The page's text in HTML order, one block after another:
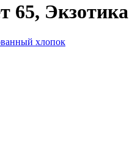
65, Экзотика